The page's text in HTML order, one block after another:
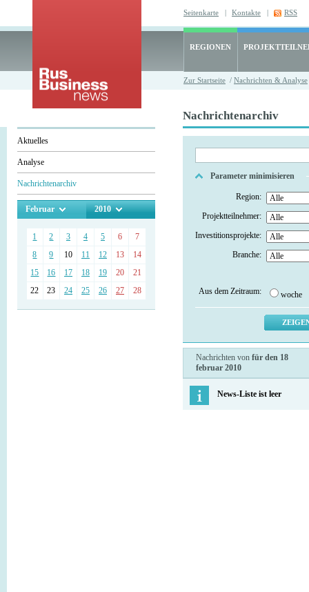
Seitenkarte | Kontakte | RSS
REGIONEN
Zur Startseite / Nachrichten & Analyse
Aktuelles
Analyse
Nachrichtenarchiv
Februar 2010
1 2 3 4 5 6
7
8
9 10 11 12 13
14
15
16 17 18 19 20
21
22
23 24 25 26 27 28
Nachrichtenarchiv
Parameter minimisieren
Region:
Projektteilnehmer:
Investitionsprojekte:
Branche:
Aus dem Zeitraum: woche
Nachrichten von für den 18
februar 2010
News-Liste ist leer